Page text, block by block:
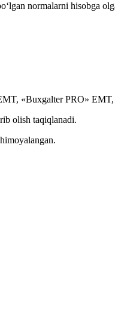
normalarni hisobga
«Buxgalter PRO»
olish taqiqlanadi.